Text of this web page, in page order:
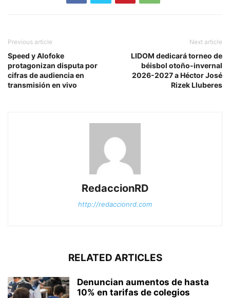
Previous article
Speed y Alofoke
protagonizan disputa por
cifras de audiencia en
transmisión en vivo
Next article
LIDOM dedicará torneo de
béisbol otoño-invernal
2026-2027 a Héctor José
Rizek Lluberes
RedaccionRD
http://redaccionrd.com
RELATED ARTICLES
Denuncian aumentos de hasta
10% en tarifas de colegios